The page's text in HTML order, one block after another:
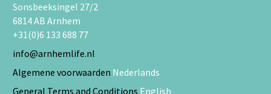
Sonsbeeksingel 27/2
6814 AB Arnhem
+31(0)6 133 688 77
info@arnhemlife.nl
Algemene voorwaarden Nederlands
General Terms and Conditions English